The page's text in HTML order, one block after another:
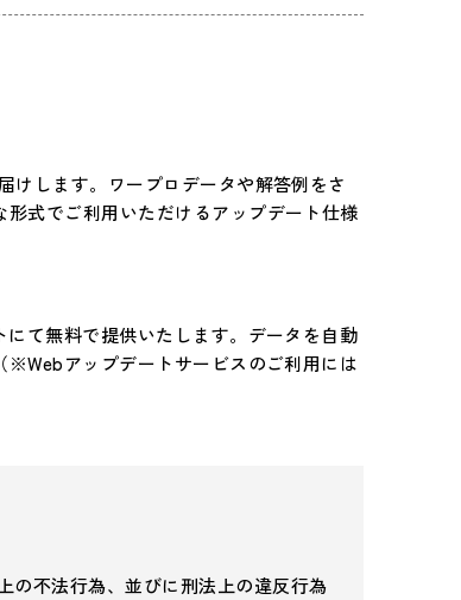
けします。ワープロデータや解答例をさ
式でご利用いただけるアップデート仕様
て無料で提供いたします。データを自動
※Webアップデートサービスのご利用には
の不法行為、並びに刑法上の違反行為